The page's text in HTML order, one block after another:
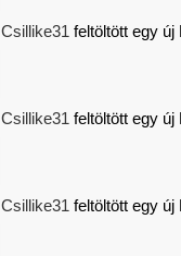
Csillike31 feltöltött egy új
Csillike31 feltöltött egy új
Csillike31 feltöltött egy új